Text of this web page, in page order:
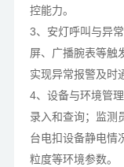
控能力。
3、安灯呼叫与异
屏、广播腕表等触
实现异常报警及时
4、设备与环境管
录入和查询；监测
台电扣设备静电情
粒度等环境参数。